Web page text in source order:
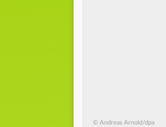
© Andreas Arnold/dpa